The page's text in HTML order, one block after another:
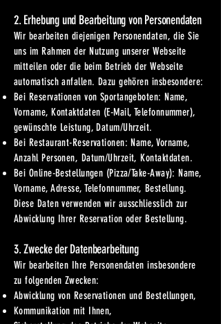
2. Erhebung und Bearbeitung von Personendaten
Wir bearbeiten diejenigen Personendaten, die Sie
uns im Rahmen der Nutzung unserer Webseite
mitteilen oder die beim Betrieb der Webseite
automatisch anfallen. Dazu gehören insbesondere:
Bei Reservationen von Sportangeboten: Name,
Vorname, Kontaktdaten (E-Mail, Telefonnummer),
gewünschte Leistung, Datum/Uhrzeit.
Bei Restaurant-Reservationen: Name, Vorname,
Anzahl Personen, Datum/Uhrzeit, Kontaktdaten.
Bei Online-Bestellungen (Pizza/Take-Away): Name,
Vorname, Adresse, Telefonnummer, Bestellung.
Diese Daten verwenden wir ausschliesslich zur
Abwicklung Ihrer Reservation oder Bestellung.
3. Zwecke der Datenbearbeitung
Wir bearbeiten Ihre Personendaten insbesondere
zu folgenden Zwecken:
Abwicklung von Reservationen und Bestellungen,
Kommunikation mit Ihnen,